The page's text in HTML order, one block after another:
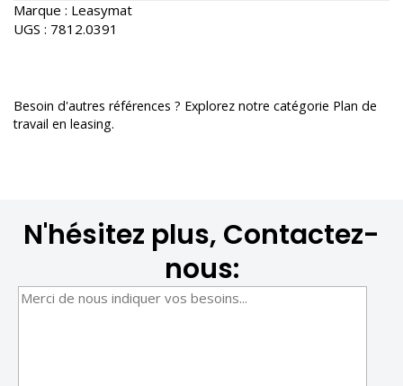
Marque : Leasymat
UGS : 7812.0391
Besoin d'autres références ? Explorez notre catégorie Plan de
travail en leasing.
N'hésitez plus, Contactez-
nous: